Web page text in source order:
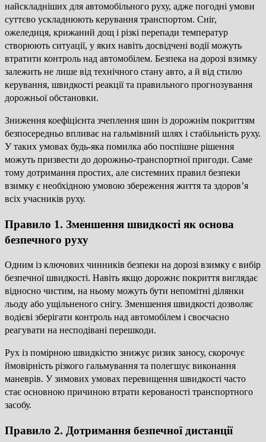
найскладніших для автомобільного руху, адже погодні умови
суттєво ускладнюють керування транспортом. Сніг,
ожеледиця, крижаний дощ і різкі перепади температур
створюють ситуації, у яких навіть досвідчені водії можуть
втратити контроль над автомобілем. Безпека на дорозі взимку
залежить не лише від технічного стану авто, а й від стилю
керування, швидкості реакції та правильного прогнозування
дорожньої обстановки.
Зниження коефіцієнта зчеплення шин із дорожнім покриттям
безпосередньо впливає на гальмівний шлях і стабільність руху.
У таких умовах будь-яка помилка або поспішне рішення
можуть призвести до дорожньо-транспортної пригоди. Саме
тому дотримання простих, але системних правил безпеки
взимку є необхідною умовою збереження життя та здоров’я
всіх учасників руху.
Правило 1. Зменшення швидкості як основа
безпечного руху
Одним із ключових чинників безпеки на дорозі взимку є вибір
безпечної швидкості. Навіть якщо дорожнє покриття виглядає
відносно чистим, на ньому можуть бути непомітні ділянки
льоду або ущільненого снігу. Зменшення швидкості дозволяє
водієві зберігати контроль над автомобілем і своєчасно
реагувати на несподівані перешкоди.
Рух із помірною швидкістю знижує ризик заносу, скорочує
ймовірність різкого гальмування та полегшує виконання
маневрів. У зимових умовах перевищення швидкості часто
стає основною причиною втрати керованості транспортного
засобу.
Правило 2. Дотримання безпечної дистанції